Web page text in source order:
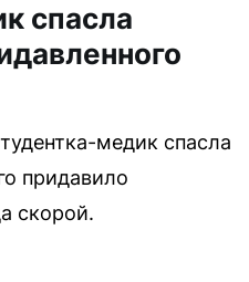
спасла
медик спасла
придавило
скорой.